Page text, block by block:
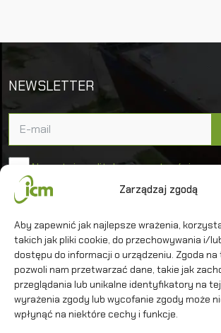
Zarządzaj zgodą
Aby zapewnić jak najlepsze wrażenia,
takich jak pliki cookie, do przechowywania i/
dostępu do informacji o urządzeniu. Zgoda
pozwoli nam przetwarzać dane, takie jak
przeglądania lub unikalne identyfikatory na
wyrażenia zgody lub wycofanie zgody może
wpłynąć na niektóre cechy i funkcje.
NEWSLETTER
Akceptuję politykę prywatności
Uniwersytet Warszawski
Interdyscyplinarne Centrum Modelowania
Matematycznego i Komputerowego